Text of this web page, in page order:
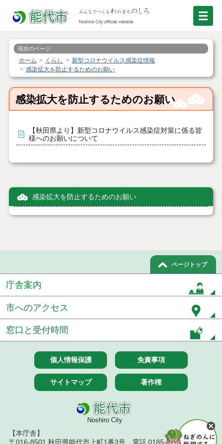
現在のページ
ホーム くらし
新型コロナウイルス感染症情報
感染拡大を防止するためのお願い
感染拡大を防止するためのお願い
【秋田県より】新型コロナウイルス感染症対策に係る皆
様へのお願いについて
感染拡大を防止するためのお願い
ページトップ
庁舎案内
市へのアクセス
窓口と受付時間
個人情報保護 免責事項
サイトマップ 著作権
Noshiro City
【本庁舎】
〒016-8501 秋田県能代市上町1番3号 電話 0185-52-2111